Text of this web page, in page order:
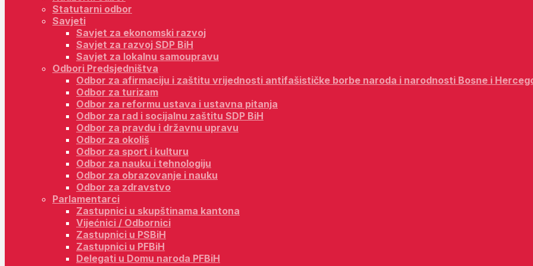
Statutarni odbor
Savjeti
Savjet za ekonomski razvoj
Savjet za razvoj SDP BiH
Savjet za lokalnu samoupravu
Odbori Predsjedništva
Odbor za afirmaciju i zaštitu vrijednosti antifašističke borbe naroda i narodnosti Bosne i
Odbor za turizam
Odbor za reformu ustava i ustavna pitanja
Odbor za rad i socijalnu zaštitu SDP BiH
Odbor za pravdu i državnu upravu
Odbor za okoliš
Odbor za sport i kulturu
Odbor za nauku i tehnologiju
Odbor za obrazovanje i nauku
Odbor za zdravstvo
Parlamentarci
Zastupnici u skupštinama kantona
Vijećnici / Odbornici
Zastupnici u PSBiH
Zastupnici u PFBiH
Delegati u Domu naroda PFBiH